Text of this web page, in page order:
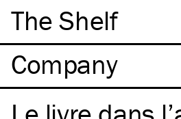
The Shelf
Company